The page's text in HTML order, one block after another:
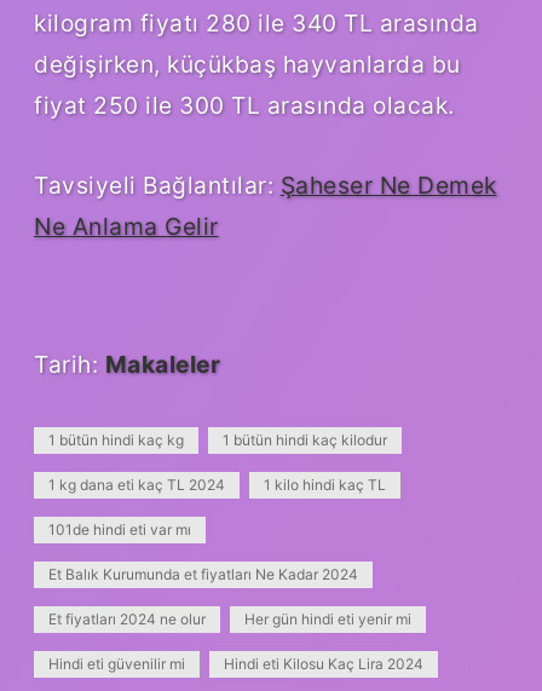
kilogram fiyatı 280 ile 340 TL arasında
değişirken, küçükbaş hayvanlarda bu
fiyat 250 ile 300 TL arasında olacak.
Tavsiyeli Bağlantılar: Şaheser Ne Demek
Ne Anlama Gelir
Tarih: Makaleler
1 bütün hindi kaç kg 1 bütün hindi kaç kilodur
1 kg dana eti kaç TL 2024 1 kilo hindi kaç TL
101de hindi eti var mı
Et Balık Kurumunda et fiyatları Ne Kadar 2024
Et fiyatları 2024 ne olur Her gün hindi eti yenir mi
Hindi eti güvenilir mi Hindi eti Kilosu Kaç Lira 2024